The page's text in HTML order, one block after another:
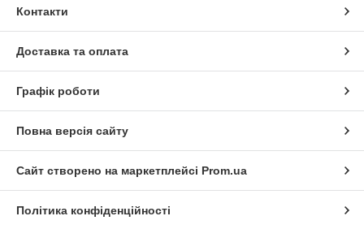
Контакти
Доставка та оплата
Графік роботи
Повна версія сайту
Сайт створено на маркетплейсі Prom.ua
Політика конфіденційності